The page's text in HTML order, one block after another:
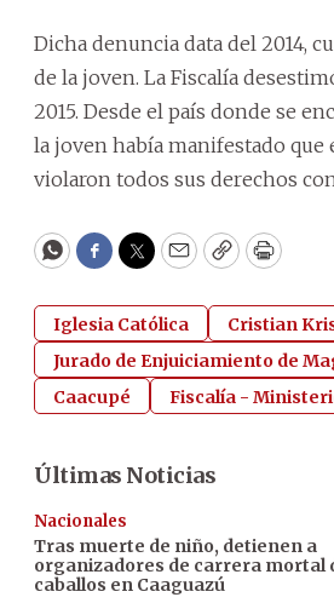
Dicha denuncia data del 2014,
de la joven. La Fiscalía
2015. Desde el país donde se
la joven había manifestado que
violaron todos sus derechos
WhatsApp
Facebook
Twitter
EmailCopyPrint
Iglesia Católica
Cristian
Jurado de Enjuiciamiento de
Caacupé
Fiscalía -
Últimas Noticias
Nacionales
Tras muerte de niño, detienen a
organizadores de carrera mortal
caballos en Caaguazú